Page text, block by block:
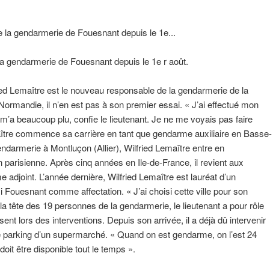
gendarmerie de Fouesnant depuis le 1e r août.
Lemaître est le nouveau responsable de la gendarmerie de la
il n’en est pas à son premier essai. « J’ai effectué mon
beaucoup plu, confie le lieutenant. Je ne me voyais pas faire
commence sa carrière en tant que gendarme auxiliaire en Basse-
à Montluçon (Allier), Wilfried Lemaître entre en
Après cinq années en Ile-de-France, il revient aux
L’année dernière, Wilfried Lemaître est lauréat d’un
comme affectation. « J’ai choisi cette ville pour son
tête des 19 personnes de la gendarmerie, le lieutenant a pour rôle
lors des interventions. Depuis son arrivée, il a déjà dû intervenir
d’un supermarché. « Quand on est gendarme, on l’est 24
être disponible tout le temps ».